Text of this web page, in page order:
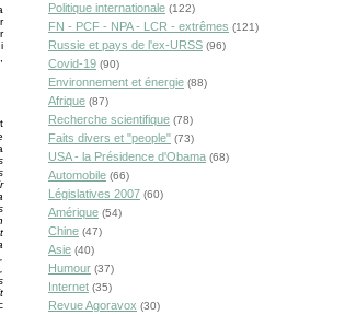
Politique internationale (122)
FN - PCF - NPA - LCR - extrêmes (121)
Russie et pays de l'ex-URSS (96)
Covid-19 (90)
Environnement et énergie (88)
Afrique (87)
Recherche scientifique (78)
Faits divers et "people" (73)
USA - la Présidence d'Obama (68)
Automobile (66)
Législatives 2007 (60)
Amérique (54)
Chine (47)
Asie (40)
Humour (37)
Internet (35)
Revue Agoravox (30)